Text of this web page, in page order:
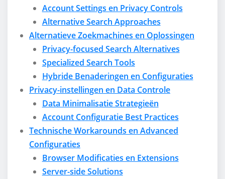
Account Settings en Privacy Controls
Alternative Search Approaches
Alternatieve Zoekmachines en Oplossingen
Privacy-focused Search Alternatives
Specialized Search Tools
Hybride Benaderingen en Configuraties
Privacy-instellingen en Data Controle
Data Minimalisatie Strategieën
Account Configuratie Best Practices
Technische Workarounds en Advanced
Configuraties
Browser Modificaties en Extensions
Server-side Solutions